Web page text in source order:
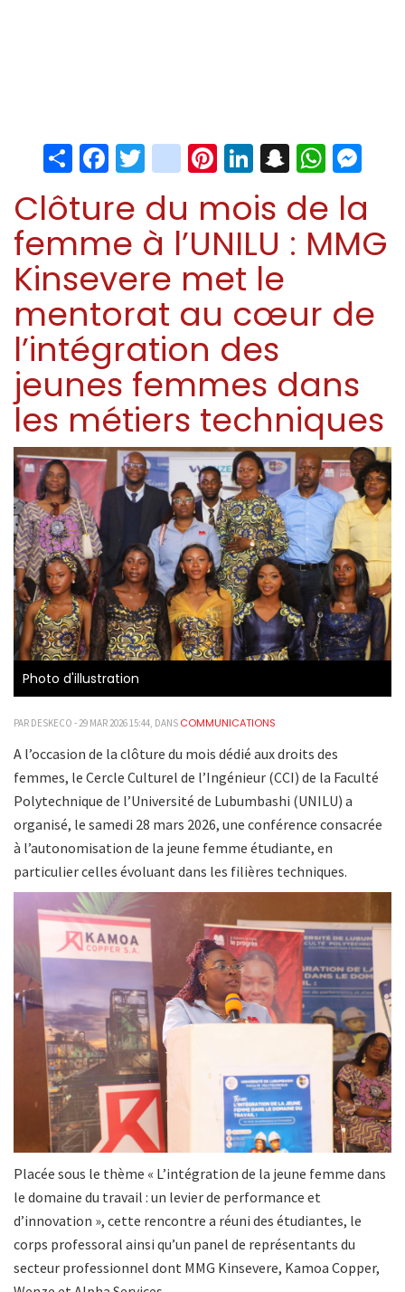
ShareFacebook
Twitter
instagram
Pinterest
LinkedIn
Snapchat
Clôture du mois de la
femme à l’UNILU : MMG
Kinsevere met le
mentorat au cœur de
l’intégration des
jeunes femmes dans
les métiers techniques
Photo d'illustration
PAR DESKECO - 29 MAR 2026 15:44, DANS COMMUNICATIONS
A l’occasion de la clôture du mois dédié aux droits des
femmes, le Cercle Culturel de l’Ingénieur (CCI) de la Faculté
Polytechnique de l’Université de Lubumbashi (UNILU) a
organisé, le samedi 28 mars 2026, une conférence consacrée
à l’autonomisation de la jeune femme étudiante, en
particulier celles évoluant dans les filières techniques.
Placée sous le thème « L’intégration de la jeune femme dans
le domaine du travail : un levier de performance et
d’innovation », cette rencontre a réuni des étudiantes, le
corps professoral ainsi qu’un panel de représentants du
secteur professionnel dont MMG Kinsevere, Kamoa Copper,